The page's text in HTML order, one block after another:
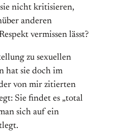
nicht kritisieren,
anderen
vermissen lässt?
zu sexuellen
hat sie doch im
von mir zitierten
Sie findet es „total
sich auf ein